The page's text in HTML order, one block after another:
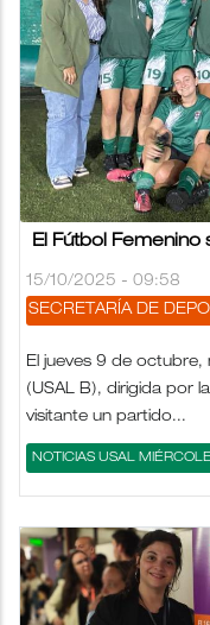
El Fútbol Femenino
15/10/2025 - 09:58
SECRETARÍA DE
El jueves 9 de octubre,
(USAL B), dirigida por
visitante un partido...
NOTICIAS USAL